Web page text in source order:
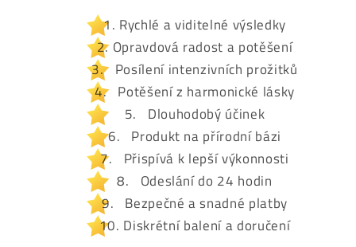
Rychlé a viditelné výsledky
Opravdová radost a potěšení
Posílení intenzivních prožitků
Potěšení z harmonické lásky
Dlouhodobý účinek
Produkt na přírodní bázi
Přispívá k lepší výkonnosti
Odeslání do 24 hodin
Bezpečné a snadné platby
Diskrétní balení a doručení